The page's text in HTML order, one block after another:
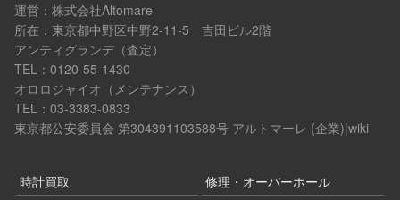
運営： 株式会社Altomare
所在：東京都中野区中野2-11-5 吉田ビル2階
アンティグランデ（査定）
TEL：0120-55-1430
オロロジャイオ（メンテナンス）
TEL：03-3383-0833
東京都公安委員会 第304391103588号 アルトマーレ (企業)|wiki
時計買取 修理・オーバーホール